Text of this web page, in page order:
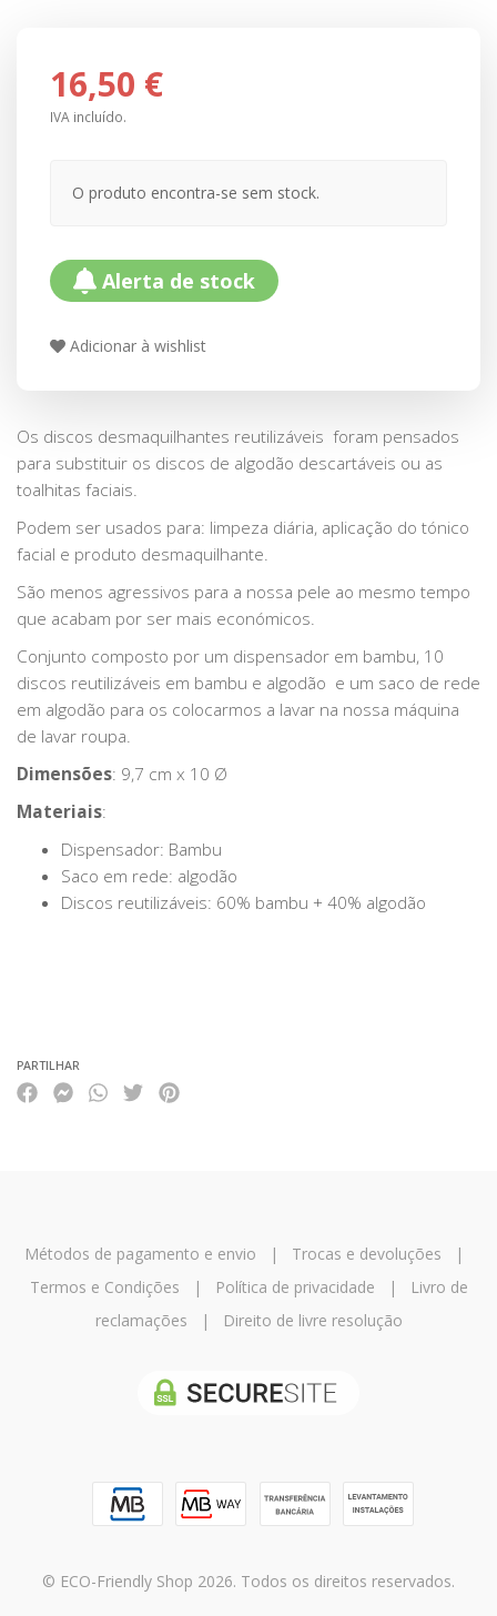
16,50 €
IVA incluído.
O produto encontra-se sem stock.
Alerta de stock
Adicionar à wishlist
Os discos desmaquilhantes reutilizáveis foram pensados
para substituir os discos de algodão descartáveis ou as
toalhitas faciais.
Podem ser usados para: limpeza diária, aplicação do tónico
facial e produto desmaquilhante.
São menos agressivos para a nossa pele ao mesmo tempo
que acabam por ser mais económicos.
Conjunto composto por um dispensador em bambu, 10
discos reutilizáveis em bambu e algodão e um saco de rede
em algodão para os colocarmos a lavar na nossa máquina
de lavar roupa.
Dimensões: 9,7 cm x 10 Ø
Materiais:
Dispensador: Bambu
Saco em rede: algodão
Discos reutilizáveis: 60% bambu + 40% algodão
PARTILHAR
Métodos de pagamento e envio | Trocas e devoluções |
Termos e Condições | Política de privacidade |
Livro de
reclamações | Direito de livre resolução
© ECO-Friendly Shop 2026. Todos os direitos reservados.